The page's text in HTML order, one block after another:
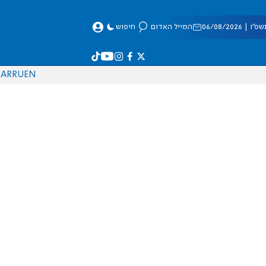
08/2026 המייל האדום חיפוש
EN
RU
AR